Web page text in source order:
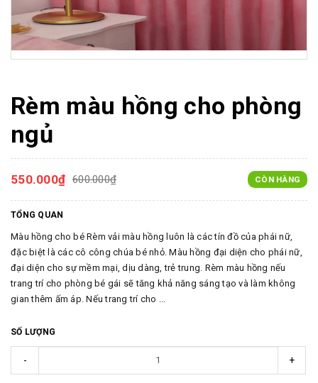
Rèm màu hồng cho phòng
ngủ
550.000₫ 600.000₫ CÒN HÀNG
TỔNG QUAN
Màu hồng cho bé Rèm vải màu hồng luôn là các tín đồ của phái nữ,
đặc biệt là các cô công chúa bé nhỏ. Màu hồng đại diện cho phái nữ,
đại diện cho sự mềm mại, dịu dàng, trẻ trung. Rèm màu hồng nếu
trang trí cho phòng bé gái sẽ tăng khả năng sáng tạo và làm không
gian thêm ấm áp. Nếu trang trí cho ...
SỐ LƯỢNG
- +